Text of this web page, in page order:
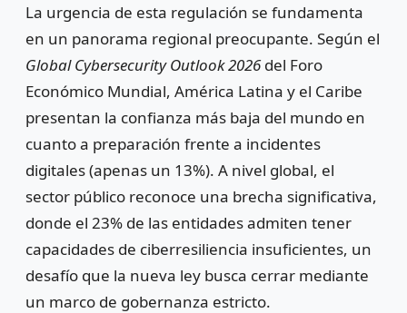
La urgencia de esta regulación se fundamenta
en un panorama regional preocupante. Según el
Global Cybersecurity Outlook 2026del Foro
Económico Mundial, América Latina y el Caribe
presentan la confianza más baja del mundo en
cuanto a preparación frente a incidentes
digitales (apenas un 13%). A nivel global, el
sector público reconoce una brecha significativa,
donde el 23% de las entidades admiten tener
capacidades de ciberresiliencia insuficientes, un
desafío que la nueva ley busca cerrar mediante
un marco de gobernanza estricto.